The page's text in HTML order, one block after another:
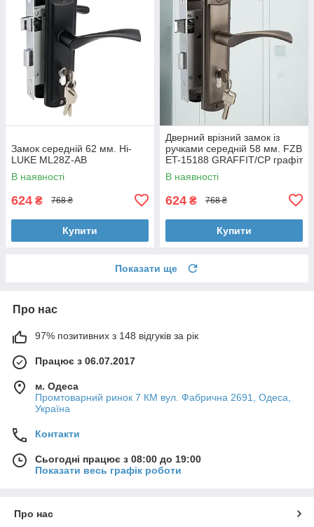
Замок середній 62 мм. Hi-
LUKE ML28Z-AB
В наявності
624 ₴ 768 ₴
Купити
Дверний врізний замок із
ручками середній 58 мм. FZB
ET-15188 GRAFFIT/CP графіт
В наявності
624 ₴ 768 ₴
Купити
Показати ще
Про нас
97% позитивних з 148 відгуків за рік
Працює з 06.07.2017
м. Одеса
Промтоварний ринок 7 КМ вул. Фабрична 2691, Одеса,
Україна
Контакти
Сьогодні працює з 08:00 до 19:00
Показати весь графік роботи
Про нас